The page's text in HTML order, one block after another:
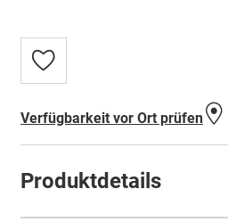
Zur
Wunschliste
Verfügbarkeit vor Ort prüfen
Produktdetails